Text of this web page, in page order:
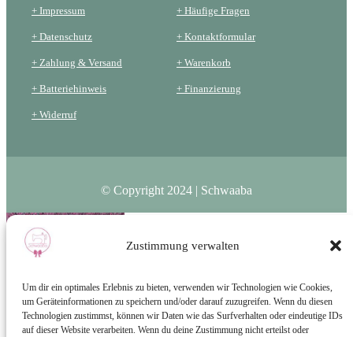
Zustimmung verwalten
Um dir ein optimales Erlebnis zu bieten, verwenden wir Technologien wie Cookies,
um Geräteinformationen zu speichern und/oder darauf zuzugreifen. Wenn du diesen
Technologien zustimmst, können wir Daten wie das Surfverhalten oder eindeutige IDs
auf dieser Website verarbeiten. Wenn du deine Zustimmung nicht erteilst oder
+ Impressum
+ Datenschutz
+ Zahlung & Versand
+ Batteriehinweis
+ Widerruf
+ Häufige Fragen
+ Kontaktformular
+ Warenkorb
+ Finanzierung
© Copyright 2024 | Schwaaba